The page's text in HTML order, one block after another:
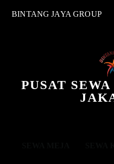
BINTANG JAYA GROUP
PUSAT